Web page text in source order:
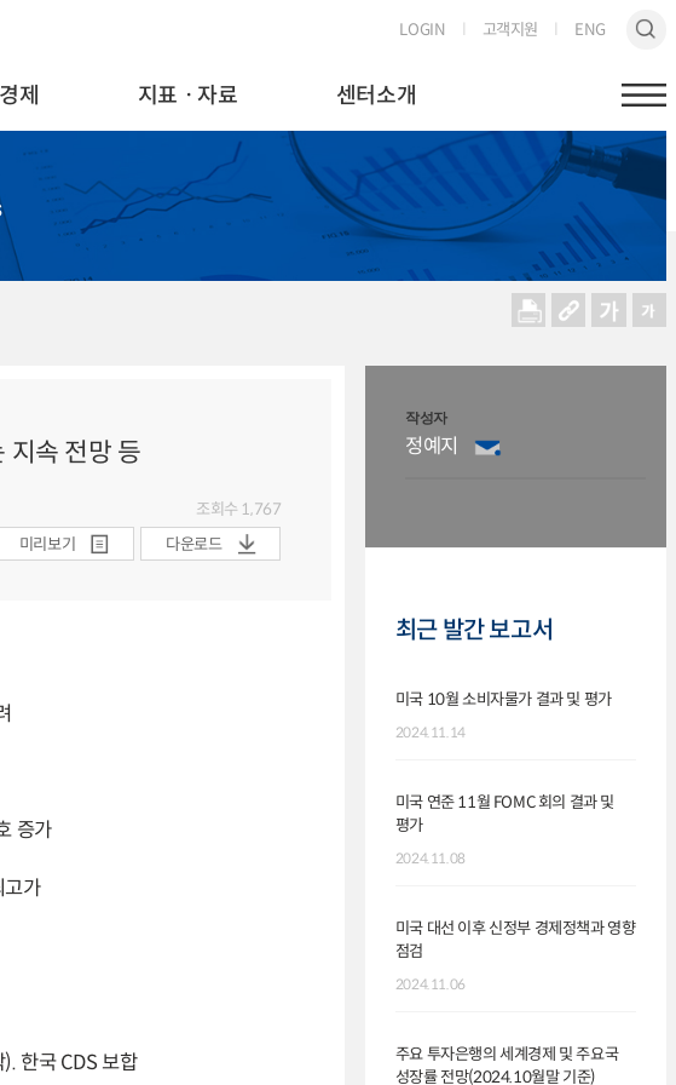
LOGIN 고객지원 ENG
제 지표ㆍ자료 센터소개
지속 전망 등
조회수 1,767
미리보기
다운로드
증가
고가
한국 CDS 보합
작성자
정예지
최근 발간 보고서
미국 10월 소비자물가 결과 및 평가
2024.11.14
미국 연준 11월 FOMC 회의 결과 및
평가
2024.11.08
미국 대선 이후 신정부 경제정책과 영향
점검
2024.11.06
주요 투자은행의 세계경제 및 주요국
성장률 전망(2024.10월말 기준)